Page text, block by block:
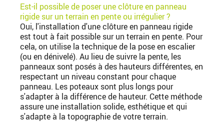
Est-il possible de poser une clôture en panneau
rigide sur un terrain en pente ou irrégulier ?
Oui, l'installation d'une clôture en panneau rigide
est tout à fait possible sur un terrain en pente. Pour
cela, on utilise la technique de la pose en escalier
(ou en dénivelé). Au lieu de suivre la pente, les
panneaux sont posés à des hauteurs différentes, en
respectant un niveau constant pour chaque
panneau. Les poteaux sont plus longs pour
s'adapter à la différence de hauteur. Cette méthode
assure une installation solide, esthétique et qui
s'adapte à la topographie de votre terrain.